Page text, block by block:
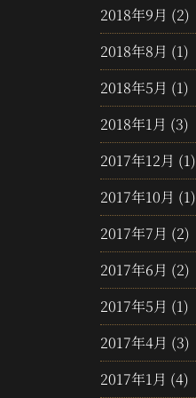
2018年9月 (2)
2018年8月 (1)
2018年5月 (1)
2018年1月 (3)
2017年12月 (1)
2017年10月 (1)
2017年7月 (2)
2017年6月 (2)
2017年5月 (1)
2017年4月 (3)
2017年1月 (4)